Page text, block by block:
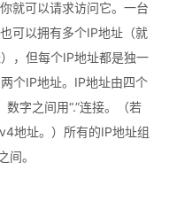
就可以请求访问它。一台
可以拥有多个IP地址（就
，但每个IP地址都是独一
个IP地址。IP地址由四个
字之间用“.”连接。（若
地址。）所有的IP地址组
。